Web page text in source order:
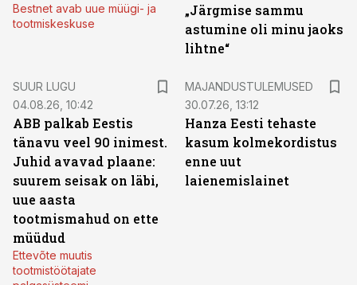
Bestnet avab uue müügi- ja
tootmiskeskuse
„Järgmise sammu
astumine oli minu jaoks
lihtne“
SUUR LUGU
04.08.26, 10:42
ABB palkab Eestis
tänavu veel 90 inimest.
Juhid avavad plaane:
suurem seisak on läbi,
uue aasta
tootmismahud on ette
müüdud
Ettevõte muutis
tootmistöötajate
MAJANDUSTULEMUSED
30.07.26, 13:12
Hanza Eesti tehaste
kasum kolmekordistus
enne uut
laienemislainet